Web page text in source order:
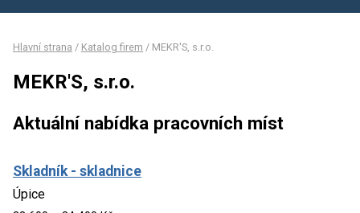
Hlavní strana / Katalog firem / MEKR'S, s.r.o.
MEKR'S, s.r.o.
Aktuální nabídka pracovních míst
Skladník - skladnice
Úpice